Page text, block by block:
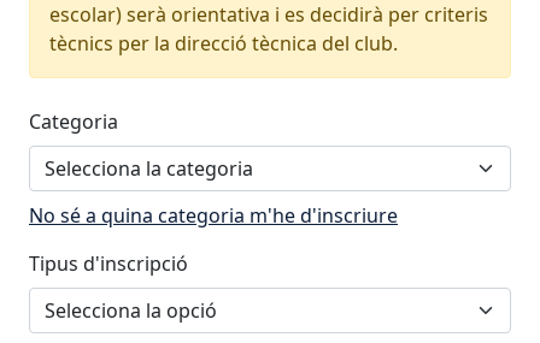
escolar) serà orientativa i es decidirà per criteris
tècnics per la direcció tècnica del club.
Categoria
No sé a quina categoria m'he d'inscriure
Tipus d'inscripció